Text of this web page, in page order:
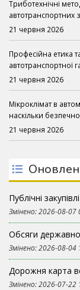
Триботехнічні
автотранспортних
21 червня 2026
Професійна етика
автотранспортної
21 червня 2026
Мікроклімат в
наскільки
21 червня 2026
Публічні закупівлі
Змінено: 2026-08-07
Обсяги
Змінено: 2026-08-04
Дорожня карта
Змінено: 2026-07-22